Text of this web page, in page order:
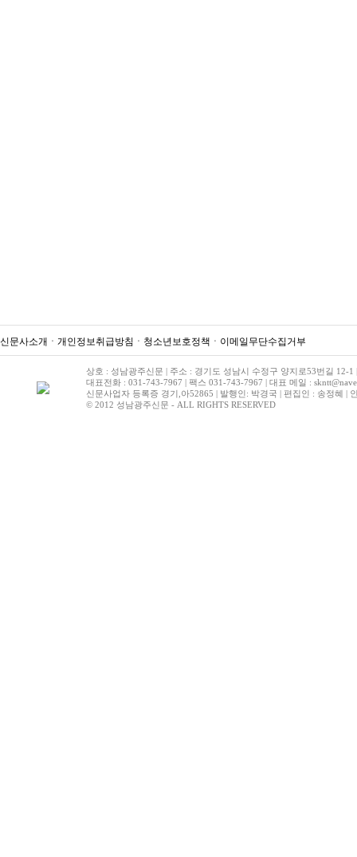
신문사소개 ㆍ 개인정보취급방침 ㆍ 청소년보호정책 ㆍ 이메일무단수집거부
상호 : 성남광주신문 | 주소 : 경기도 성남시 수정구 양지로53번길 12-1
대표전화 : 031-743-7967 | 팩스 031-743-7967 | 대표 메일 :
신문사업자 등록증 경기,아52865 | 발행인: 박경국 | 편집인 : 송정혜 |
© 2012 성남광주신문 - ALL RIGHTS RESERVED